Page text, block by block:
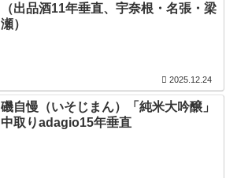
（出品酒11年垂直、宇奈根・名張・梁
瀬）
2025.12.24
磯自慢（いそじまん）「純米大吟醸」
中取りadagio15年垂直